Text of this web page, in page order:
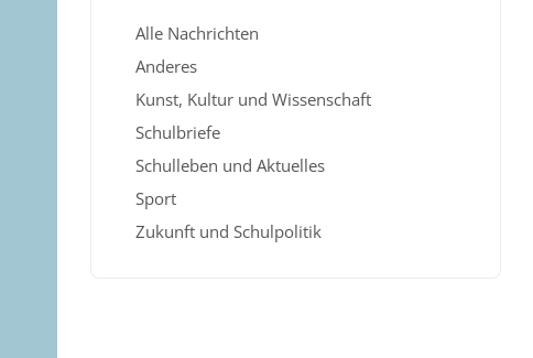
Alle Nachrichten
Anderes
Kunst, Kultur und Wissenschaft
Schulbriefe
Schulleben und Aktuelles
Sport
Zukunft und Schulpolitik